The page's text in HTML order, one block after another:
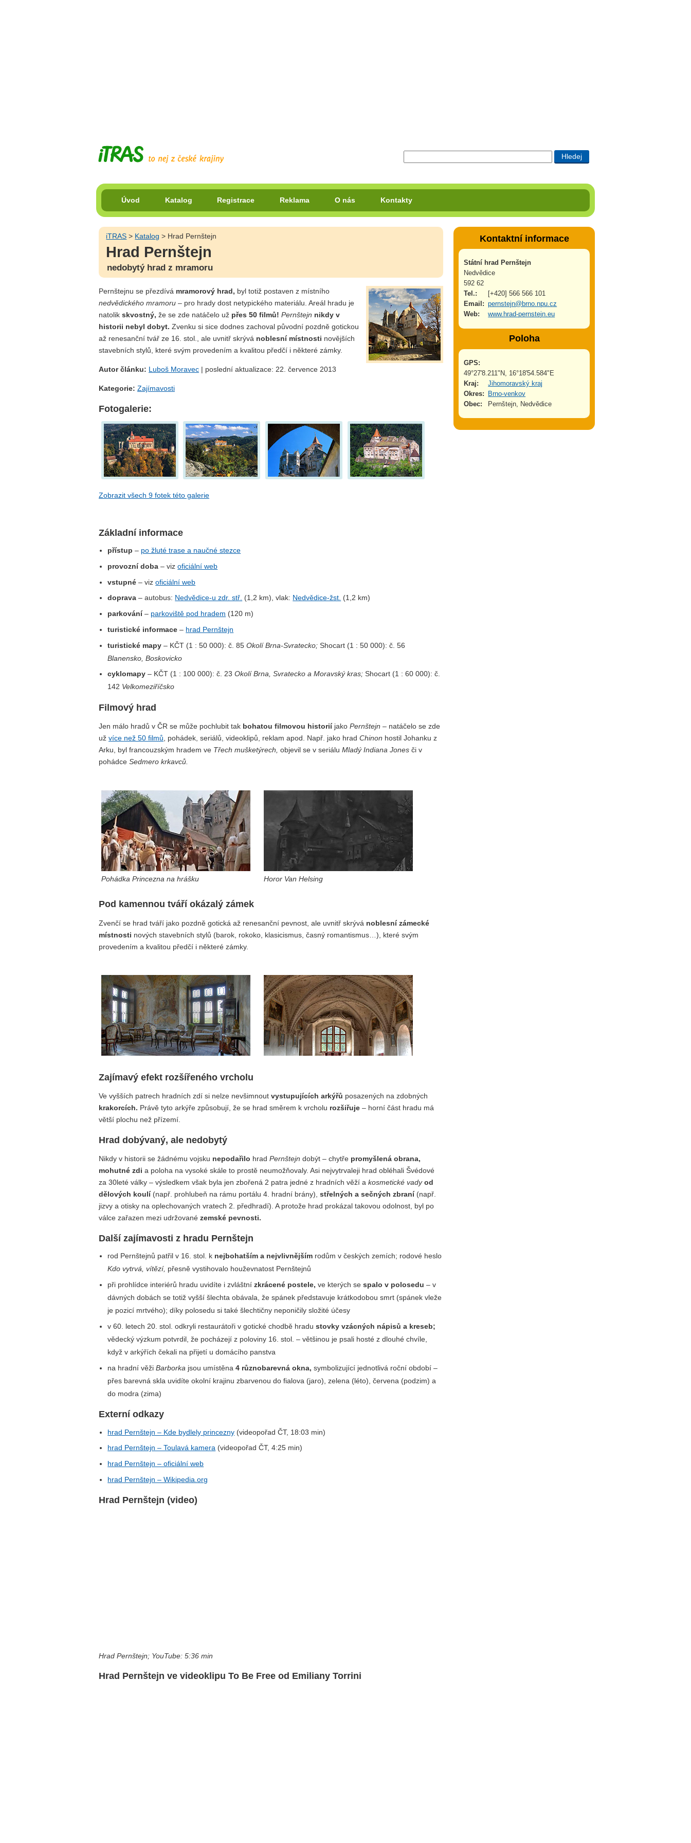
Úvod Katalog Registrace Reklama O nás Kontakty
iTRAS > Katalog > Hrad Pernštejn
Hrad Pernštejn
nedobytý hrad z mramoru
Pernštejnu se přezdívá mramorový hrad, byl totiž postaven z místního
nedvědického mramoru – pro hrady dost netypického materiálu. Areál hradu je
natolik skvostný, že se zde natáčelo už přes 50 filmů! Pernštejn nikdy v
historii nebyl dobyt. Zvenku si sice dodnes zachoval původní pozdně gotickou
až renesanční tvář ze 16. stol., ale uvnitř skrývá noblesní místnosti novějších
stavebních stylů, které svým provedením a kvalitou předčí i některé zámky.
Autor článku: Luboš Moravec | poslední aktualizace: 22. července 2013
Kategorie: Zajímavosti
Fotogalerie:
Zobrazit všech 9 fotek této galerie
Základní informace
přístup – po žluté trase a naučné stezce
provozní doba – vizoficiální web
vstupné – vizoficiální web
doprava – autobus: Nedvědice-u zdr. stř. (1,2 km), vlak: Nedvědice-žst. (1,2 km)
parkování– parkoviště pod hradem (120 m)
turistické informace – hrad Pernštejn
turistické mapy – KČT (1 : 50 000): č. 85Okolí Brna-Svratecko; Shocart (1 : 50 000): č. 56
Blanensko, Boskovicko
cyklomapy – KČT (1 : 100 000): č. 23Okolí Brna, Svratecko a Moravský kras; Shocart (1 : 60 000): č.
142 Velkomeziříčsko
Filmový hrad
Jen málo hradů v ČR se může pochlubit tak bohatou filmovou historiíjako Pernštejn – natáčelo se zde
už více než 50 filmů, pohádek, seriálů, videoklipů, reklam apod. Např. jako hrad Chinon hostil Johanku z
Arku, byl francouzským hradem ve Třech mušketýrech, objevil se v seriálu Mladý Indiana Jones či v
pohádce Sedmero krkavců.
Pohádka Princezna na hrášku Horor Van Helsing
Pod kamennou tváří okázalý zámek
Zvenčí se hrad tváří jako pozdně gotická až renesanční pevnost, ale uvnitř skrývá noblesní zámecké
místnosti nových stavebních stylů (barok, rokoko, klasicismus, časný romantismus…), které svým
provedením a kvalitou předčí i některé zámky.
Zajímavý efekt rozšířeného vrcholu
Ve vyšších patrech hradních zdí si nelze nevšimnout vystupujících arkýřů posazených na zdobných
krakorcích. Právě tyto arkýře způsobují, že se hrad směrem k vrcholu rozšiřuje – horní část hradu má
větší plochu než přízemí.
Hrad dobývaný, ale nedobytý
Nikdy v historii se žádnému vojsku nepodařilo hrad Pernštejn dobýt – chytře promyšlená obrana,
mohutné zdi a poloha na vysoké skále to prostě neumožňovaly. Asi nejvytrvaleji hrad obléhali Švédové
za 30leté války – výsledkem však byla jen zbořená 2 patra jedné z hradních věží a kosmetické vady od
dělových koulí(např. prohlubeň na rámu portálu 4. hradní brány), střelných a sečných zbraní(např.
jizvy a otisky na oplechovaných vratech 2. předhradí). A protože hrad prokázal takovou odolnost, byl po
válce zařazen mezi udržované zemské pevnosti.
Další zajímavosti z hradu Pernštejn
rod Pernštejnů patřil v 16. stol. k nejbohatším a nejvlivnějším rodům v českých zemích; rodové heslo
Kdo vytrvá, vítězí, přesně vystihovalo houževnatost Pernštejnů
při prohlídce interiérů hradu uvidíte i zvláštnízkrácené postele, ve kterých sespalo v polosedu – v
dávných dobách se totiž vyšší šlechta obávala, že spánek představuje krátkodobou smrt (spánek vleže
je pozicí mrtvého); díky polosedu si také šlechtičny neponičily složité účesy
v 60. letech 20. stol. odkryli restaurátoři v gotické chodbě hradustovky vzácných nápisů a kreseb;
vědecký výzkum potvrdil, že pocházejí z poloviny 16. stol. – většinou je psali hosté z dlouhé chvíle,
když v arkýřích čekali na přijetí u domácího panstva
na hradní věžiBarborka jsou umístěna4 různobarevná okna, symbolizující jednotlivá roční období –
přes barevná skla uvidíte okolní krajinu zbarvenou do fialova (jaro), zelena (léto), červena (podzim) a
do modra (zima)
Externí odkazy
hrad Pernštejn – Kde bydlely princezny (videopořad ČT, 18:03 min)
hrad Pernštejn – Toulavá kamera (videopořad ČT, 4:25 min)
hrad Pernštejn – oficiální web
hrad Pernštejn – Wikipedia.org
Hrad Pernštejn (video)
Hrad Pernštejn; YouTube: 5:36 min
Hrad Pernštejn ve videoklipu To Be Free od Emiliany Torrini
Kontaktní informace
Státní hrad Pernštejn
Nedvědice
592 62
Tel.:
[+420] 566 566 101
Email: pernstejn@brno.npu.cz
Web:
www.hrad-pernstejn.eu
Poloha
GPS:
49°27'8.211"N, 16°18'54.584"E
Kraj:
Jihomoravský kraj
Okres:
Brno-venkov
Obec:
Pernštejn, Nedvědice